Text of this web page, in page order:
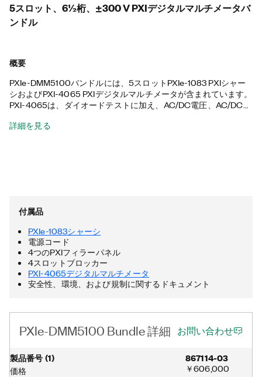
5スロット、6½桁、±300 V PXIデジタルマルチメータバ
ンドル
概要
PXIe-DMM5100バンドルには、5スロットPXIe-1083 PXIシャー
シおよびPXI-4065 PXIデジタルマルチメータが含まれています。
PXI-4065は、ダイオードテストに加え、AC/DC電圧、AC/DC電
ど、コスト削減が重要なテスト/計測アプリケーションに最適で
詳細を見る
付属品
PXIe-1083シャーシ
電源コード
4つのPXIフィラーパネル
4スロットブロッカー
PXI-4065デジタルマルチメータ
安全性、環境、および規制に関するドキュメント
PXIe-DMM5100 Bundle 詳細 お問い合わせ
製品番号(1)
価格
867114-03
￥606,000